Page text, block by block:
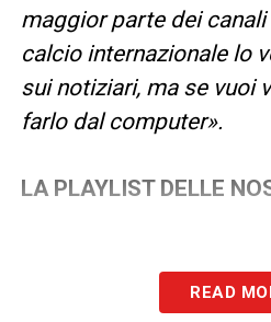
maggior parte dei canali
calcio internazionale lo
sui notiziari, ma se vuoi
farlo dal computer».
LA PLAYLIST DELLE
READ